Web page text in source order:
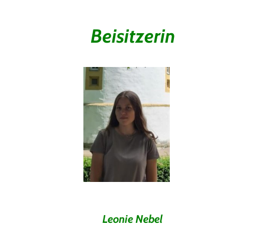
Beisitzerin
Leonie Nebel